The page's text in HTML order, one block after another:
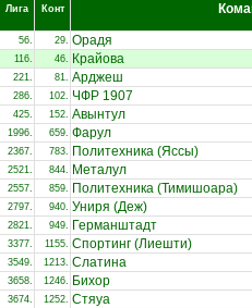
Лига Конт
56. 29. Орадя
116. 46. Крайова
221. 81. Арджеш
286. 102. ЧФР 1907
425. 152. Авынтул
1996. 659. Фарул
2367. 783. Политехника (Яссы)
2521. 844. Металул
2557. 859. Политехника (Тимишоара)
2797. 940. Униря (Деж)
2821. 949. Германштадт
3377. 1155. Спортинг (Лиешти)
3549. 1213. Слатина
3658. 1246. Бихор
3674. 1252. Стяуа